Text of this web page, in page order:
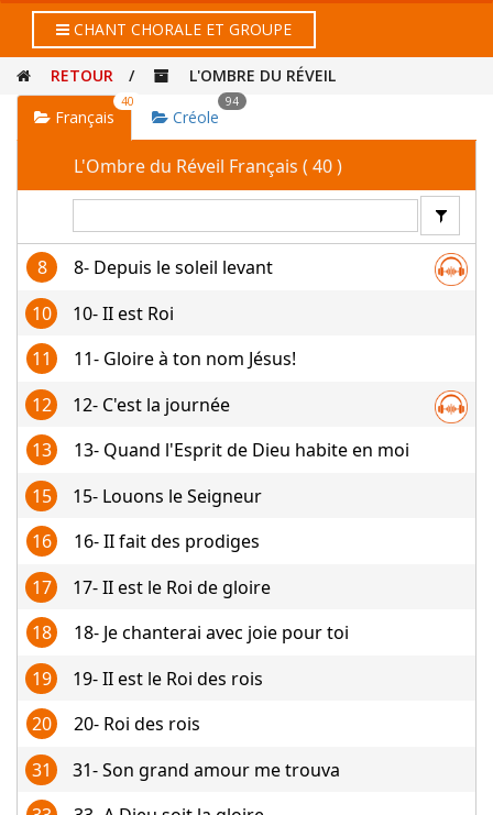
CHANT CHORALE ET GROUPE
RETOUR /
L'OMBRE DU RÉVEIL
Français
40
Créole
94
L'Ombre du Réveil Français ( 40 )
8
8- Depuis le soleil levant
10
10- II est Roi
11
11- Gloire à ton nom Jésus!
12
12- C'est la journée
13
13- Quand l'Esprit de Dieu habite en moi
15
15- Louons le Seigneur
16
16- II fait des prodiges
17
17- II est le Roi de gloire
18
18- Je chanterai avec joie pour toi
19
19- II est le Roi des rois
20
20- Roi des rois
31
31- Son grand amour me trouva